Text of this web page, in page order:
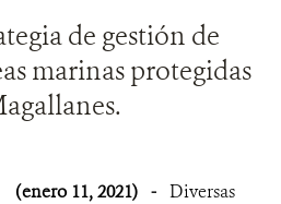
de gestión de
marinas protegidas
(enero 11, 2021) - Diversas